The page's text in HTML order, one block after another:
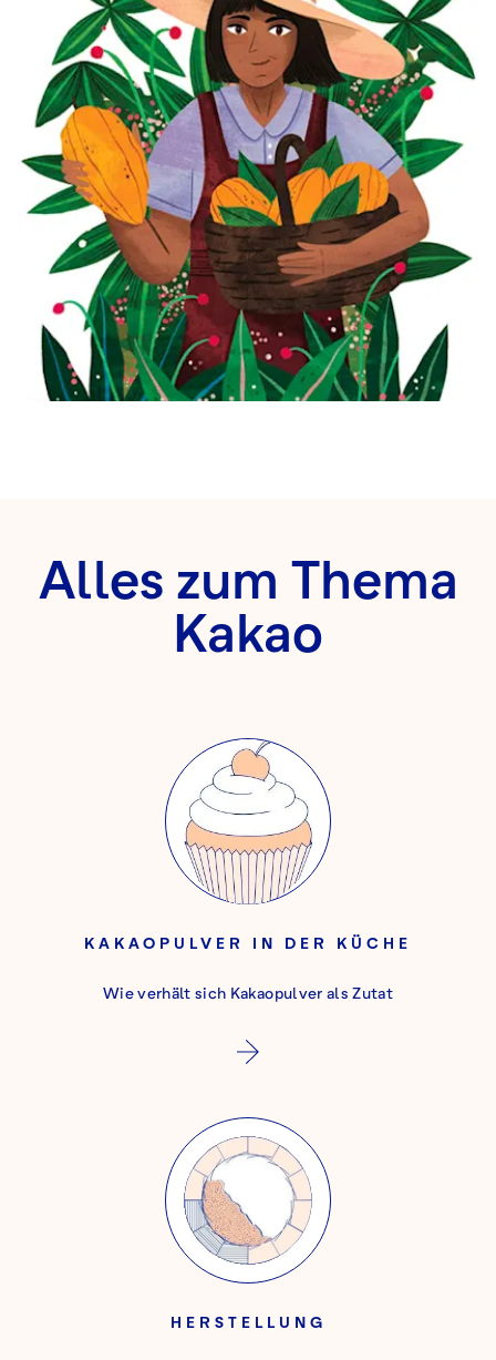
Alles zum Thema
Kakao
KAKAOPULVER IN DER KÜCHE
Wie verhält sich Kakaopulver als Zutat
HERSTELLUNG